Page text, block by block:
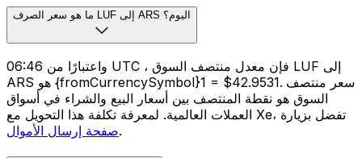
ما هو سعر الصرف LUF إلى ARS اليوم؟
واعتبارًا من 06:46 UTC ، فإن معدل منتصف السوق LUF إلى
ARS هو {fromCurrencySymbol}1 = $42.9531. سعر منتصف
السوق هو نقطة المنتصف بين أسعار البيع والشراء في أسواق
العملات العالمية. لمعرفة تكلفة هذا التحويل مع Xe، تفضل بزيارة
صفحة إرسال الأموال.